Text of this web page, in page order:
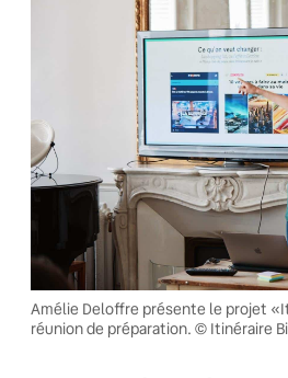
Amélie Deloffre présente le projet
réunion de préparation. © Itinéraire